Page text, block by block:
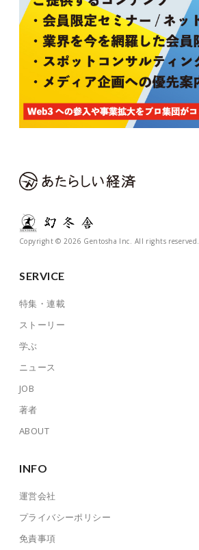
Copyright © 2026 Gentosha Inc. All rights reserved.
SERVICE
特集・連載
ストーリー
学ぶ
ニュース
JOB
著者
ABOUT
INFO
運営会社
プライバシーポリシー
免責事項